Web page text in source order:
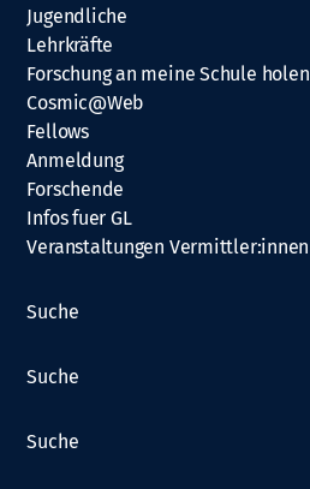
Jugendliche
Lehrkräfte
Forschung an meine Schule holen
Cosmic@Web
Fellows
Anmeldung
Forschende
Infos fuer GL
Veranstaltungen Vermittler:innen
Suche
Suche
Suche